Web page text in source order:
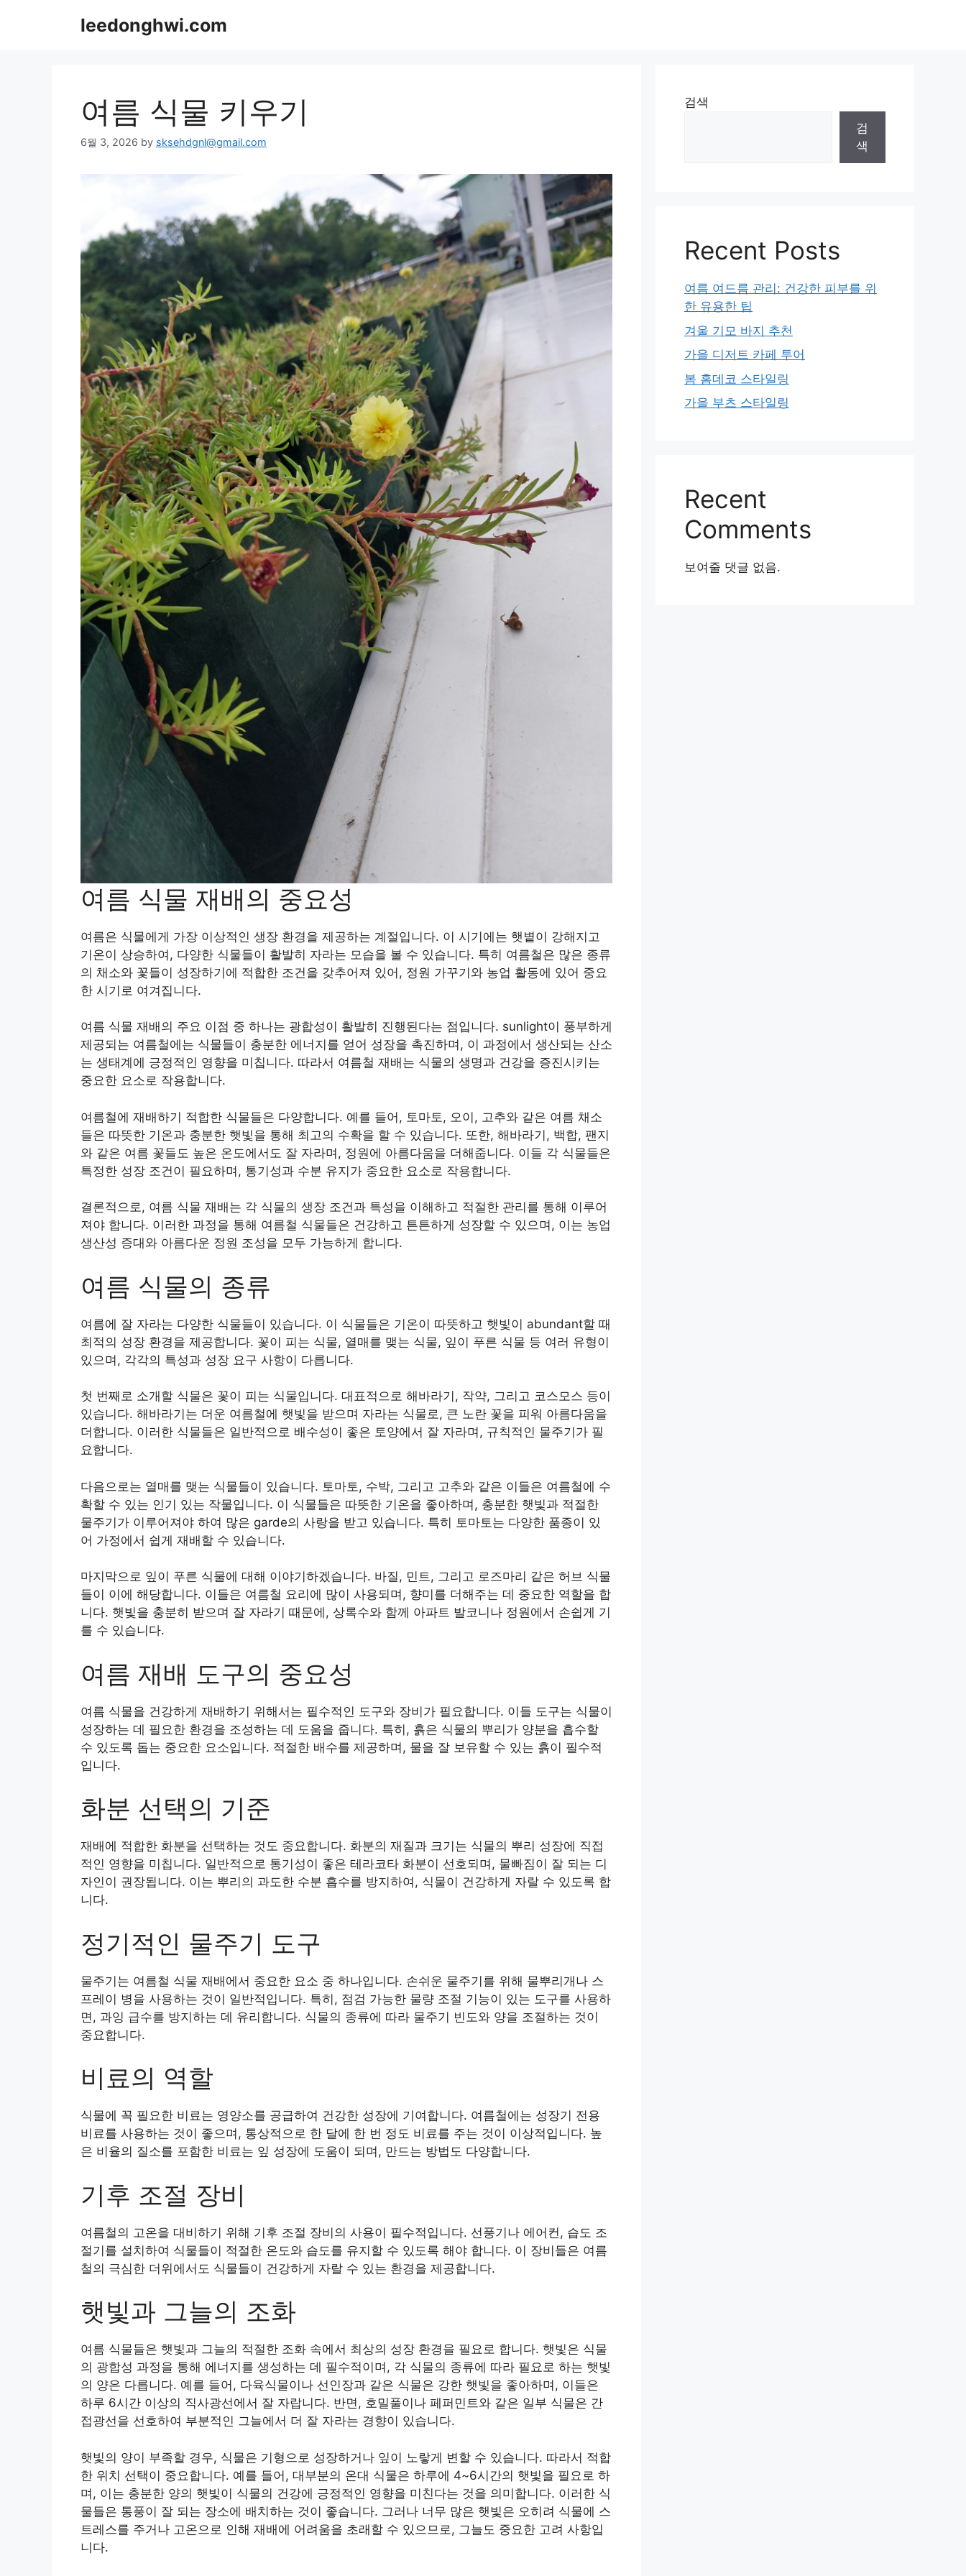
leedonghwi.com
여름 식물 키우기
6월 3, 2026 by sksehdgnl@gmail.com
여름 식물 재배의 중요성
여름은 식물에게 가장 이상적인 생장 환경을 제공하는 계절입니다. 이 시기에는 햇볕이 강해지고
기온이 상승하여, 다양한 식물들이 활발히 자라는 모습을 볼 수 있습니다. 특히 여름철은 많은 종류
의 채소와 꽃들이 성장하기에 적합한 조건을 갖추어져 있어, 정원 가꾸기와 농업 활동에 있어 중요
한 시기로 여겨집니다.
여름 식물 재배의 주요 이점 중 하나는 광합성이 활발히 진행된다는 점입니다. sunlight이 풍부하게
제공되는 여름철에는 식물들이 충분한 에너지를 얻어 성장을 촉진하며, 이 과정에서 생산되는 산소
는 생태계에 긍정적인 영향을 미칩니다. 따라서 여름철 재배는 식물의 생명과 건강을 증진시키는
중요한 요소로 작용합니다.
여름철에 재배하기 적합한 식물들은 다양합니다. 예를 들어, 토마토, 오이, 고추와 같은 여름 채소
들은 따뜻한 기온과 충분한 햇빛을 통해 최고의 수확을 할 수 있습니다. 또한, 해바라기, 백합, 팬지
와 같은 여름 꽃들도 높은 온도에서도 잘 자라며, 정원에 아름다움을 더해줍니다. 이들 각 식물들은
특정한 성장 조건이 필요하며, 통기성과 수분 유지가 중요한 요소로 작용합니다.
결론적으로, 여름 식물 재배는 각 식물의 생장 조건과 특성을 이해하고 적절한 관리를 통해 이루어
져야 합니다. 이러한 과정을 통해 여름철 식물들은 건강하고 튼튼하게 성장할 수 있으며, 이는 농업
생산성 증대와 아름다운 정원 조성을 모두 가능하게 합니다.
여름 식물의 종류
여름에 잘 자라는 다양한 식물들이 있습니다. 이 식물들은 기온이 따뜻하고 햇빛이 abundant할 때
최적의 성장 환경을 제공합니다. 꽃이 피는 식물, 열매를 맺는 식물, 잎이 푸른 식물 등 여러 유형이
있으며, 각각의 특성과 성장 요구 사항이 다릅니다.
첫 번째로 소개할 식물은 꽃이 피는 식물입니다. 대표적으로 해바라기, 작약, 그리고 코스모스 등이
있습니다. 해바라기는 더운 여름철에 햇빛을 받으며 자라는 식물로, 큰 노란 꽃을 피워 아름다움을
더합니다. 이러한 식물들은 일반적으로 배수성이 좋은 토양에서 잘 자라며, 규칙적인 물주기가 필
요합니다.
다음으로는 열매를 맺는 식물들이 있습니다. 토마토, 수박, 그리고 고추와 같은 이들은 여름철에 수
확할 수 있는 인기 있는 작물입니다. 이 식물들은 따뜻한 기온을 좋아하며, 충분한 햇빛과 적절한
물주기가 이루어져야 하여 많은 garde의 사랑을 받고 있습니다. 특히 토마토는 다양한 품종이 있
어 가정에서 쉽게 재배할 수 있습니다.
마지막으로 잎이 푸른 식물에 대해 이야기하겠습니다. 바질, 민트, 그리고 로즈마리 같은 허브 식물
들이 이에 해당합니다. 이들은 여름철 요리에 많이 사용되며, 향미를 더해주는 데 중요한 역할을 합
니다. 햇빛을 충분히 받으며 잘 자라기 때문에, 상록수와 함께 아파트 발코니나 정원에서 손쉽게 기
를 수 있습니다.
여름 재배 도구의 중요성
여름 식물을 건강하게 재배하기 위해서는 필수적인 도구와 장비가 필요합니다. 이들 도구는 식물이
성장하는 데 필요한 환경을 조성하는 데 도움을 줍니다. 특히, 흙은 식물의 뿌리가 양분을 흡수할
수 있도록 돕는 중요한 요소입니다. 적절한 배수를 제공하며, 물을 잘 보유할 수 있는 흙이 필수적
입니다.
화분 선택의 기준
재배에 적합한 화분을 선택하는 것도 중요합니다. 화분의 재질과 크기는 식물의 뿌리 성장에 직접
적인 영향을 미칩니다. 일반적으로 통기성이 좋은 테라코타 화분이 선호되며, 물빠짐이 잘 되는 디
자인이 권장됩니다. 이는 뿌리의 과도한 수분 흡수를 방지하여, 식물이 건강하게 자랄 수 있도록 합
니다.
정기적인 물주기 도구
물주기는 여름철 식물 재배에서 중요한 요소 중 하나입니다. 손쉬운 물주기를 위해 물뿌리개나 스
프레이 병을 사용하는 것이 일반적입니다. 특히, 점검 가능한 물량 조절 기능이 있는 도구를 사용하
면, 과잉 급수를 방지하는 데 유리합니다. 식물의 종류에 따라 물주기 빈도와 양을 조절하는 것이
중요합니다.
비료의 역할
식물에 꼭 필요한 비료는 영양소를 공급하여 건강한 성장에 기여합니다. 여름철에는 성장기 전용
비료를 사용하는 것이 좋으며, 통상적으로 한 달에 한 번 정도 비료를 주는 것이 이상적입니다. 높
은 비율의 질소를 포함한 비료는 잎 성장에 도움이 되며, 만드는 방법도 다양합니다.
기후 조절 장비
여름철의 고온을 대비하기 위해 기후 조절 장비의 사용이 필수적입니다. 선풍기나 에어컨, 습도 조
절기를 설치하여 식물들이 적절한 온도와 습도를 유지할 수 있도록 해야 합니다. 이 장비들은 여름
철의 극심한 더위에서도 식물들이 건강하게 자랄 수 있는 환경을 제공합니다.
햇빛과 그늘의 조화
여름 식물들은 햇빛과 그늘의 적절한 조화 속에서 최상의 성장 환경을 필요로 합니다. 햇빛은 식물
의 광합성 과정을 통해 에너지를 생성하는 데 필수적이며, 각 식물의 종류에 따라 필요로 하는 햇빛
의 양은 다릅니다. 예를 들어, 다육식물이나 선인장과 같은 식물은 강한 햇빛을 좋아하며, 이들은
하루 6시간 이상의 직사광선에서 잘 자랍니다. 반면, 호밀풀이나 페퍼민트와 같은 일부 식물은 간
접광선을 선호하여 부분적인 그늘에서 더 잘 자라는 경향이 있습니다.
햇빛의 양이 부족할 경우, 식물은 기형으로 성장하거나 잎이 노랗게 변할 수 있습니다. 따라서 적합
한 위치 선택이 중요합니다. 예를 들어, 대부분의 온대 식물은 하루에 4~6시간의 햇빛을 필요로 하
며, 이는 충분한 양의 햇빛이 식물의 건강에 긍정적인 영향을 미친다는 것을 의미합니다. 이러한 식
물들은 통풍이 잘 되는 장소에 배치하는 것이 좋습니다. 그러나 너무 많은 햇빛은 오히려 식물에 스
트레스를 주거나 고온으로 인해 재배에 어려움을 초래할 수 있으므로, 그늘도 중요한 고려 사항입
니다.
검색
검
색
Recent Posts
여름 여드름 관리: 건강한 피부를 위
한 유용한 팁
겨울 기모 바지 추천
가을 디저트 카페 투어
봄 홈데코 스타일링
가을 부츠 스타일링
Recent
Comments
보여줄 댓글 없음.